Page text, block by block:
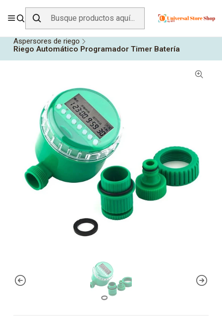
ENVÍO GRATIS SOBRE$19.990EN ZONA CENTRO
Aspersores de riego
Riego Automático Programador Timer Batería